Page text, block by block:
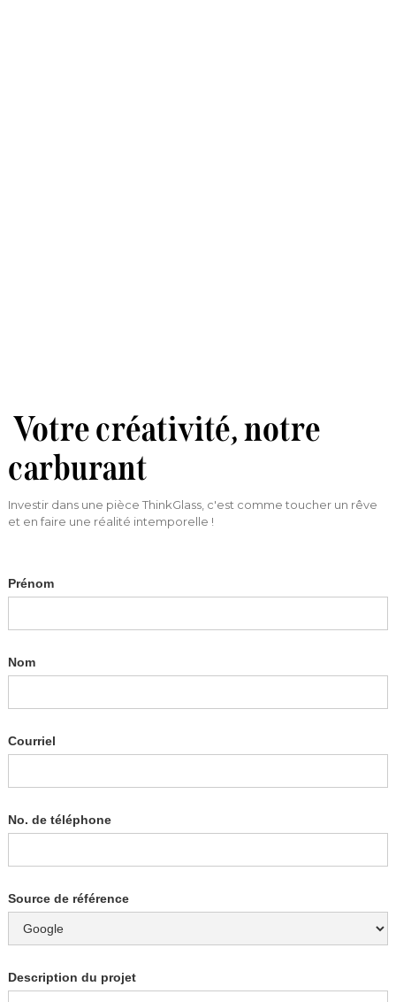
Votre créativité, notre
carburant
Investir dans une pièce ThinkGlass, c'est comme toucher un rêve
et en faire une réalité intemporelle !
Prénom
Nom
Courriel
No. de téléphone
Source de référence
Description du projet